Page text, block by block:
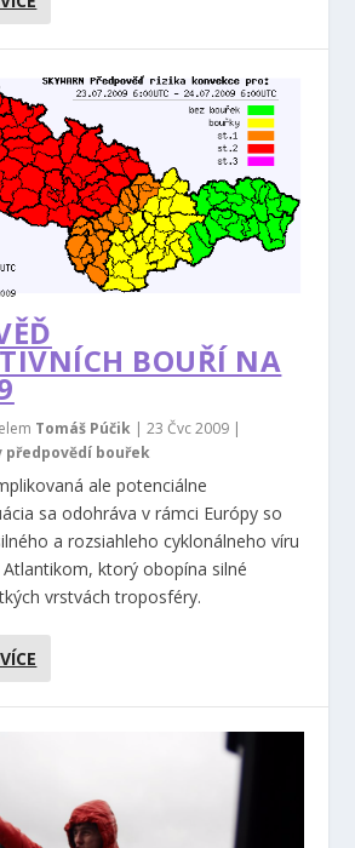
BOUŘÍ NA
Tomáš Púčik |23 Čvc 2009 |
předpovědí bouřek
ale potenciálne
sa odohráva v rámci Európy so
a rozsiahleho cyklonálneho víru
ktorý obopína silné
vrstvách troposféry.